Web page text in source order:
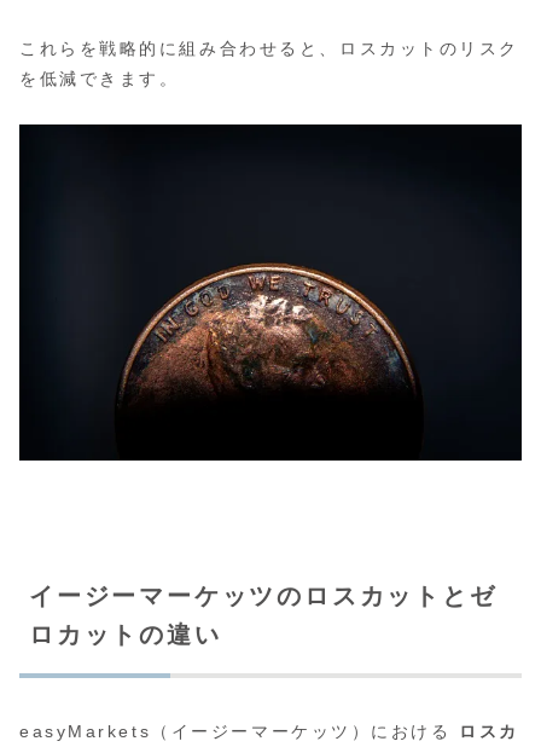
これらを戦略的に組み合わせると、ロスカットのリスク
を低減できます。
イージーマーケッツのロスカットとゼ
ロカットの違い
easyMarkets（イージーマーケッツ）における
ロスカ